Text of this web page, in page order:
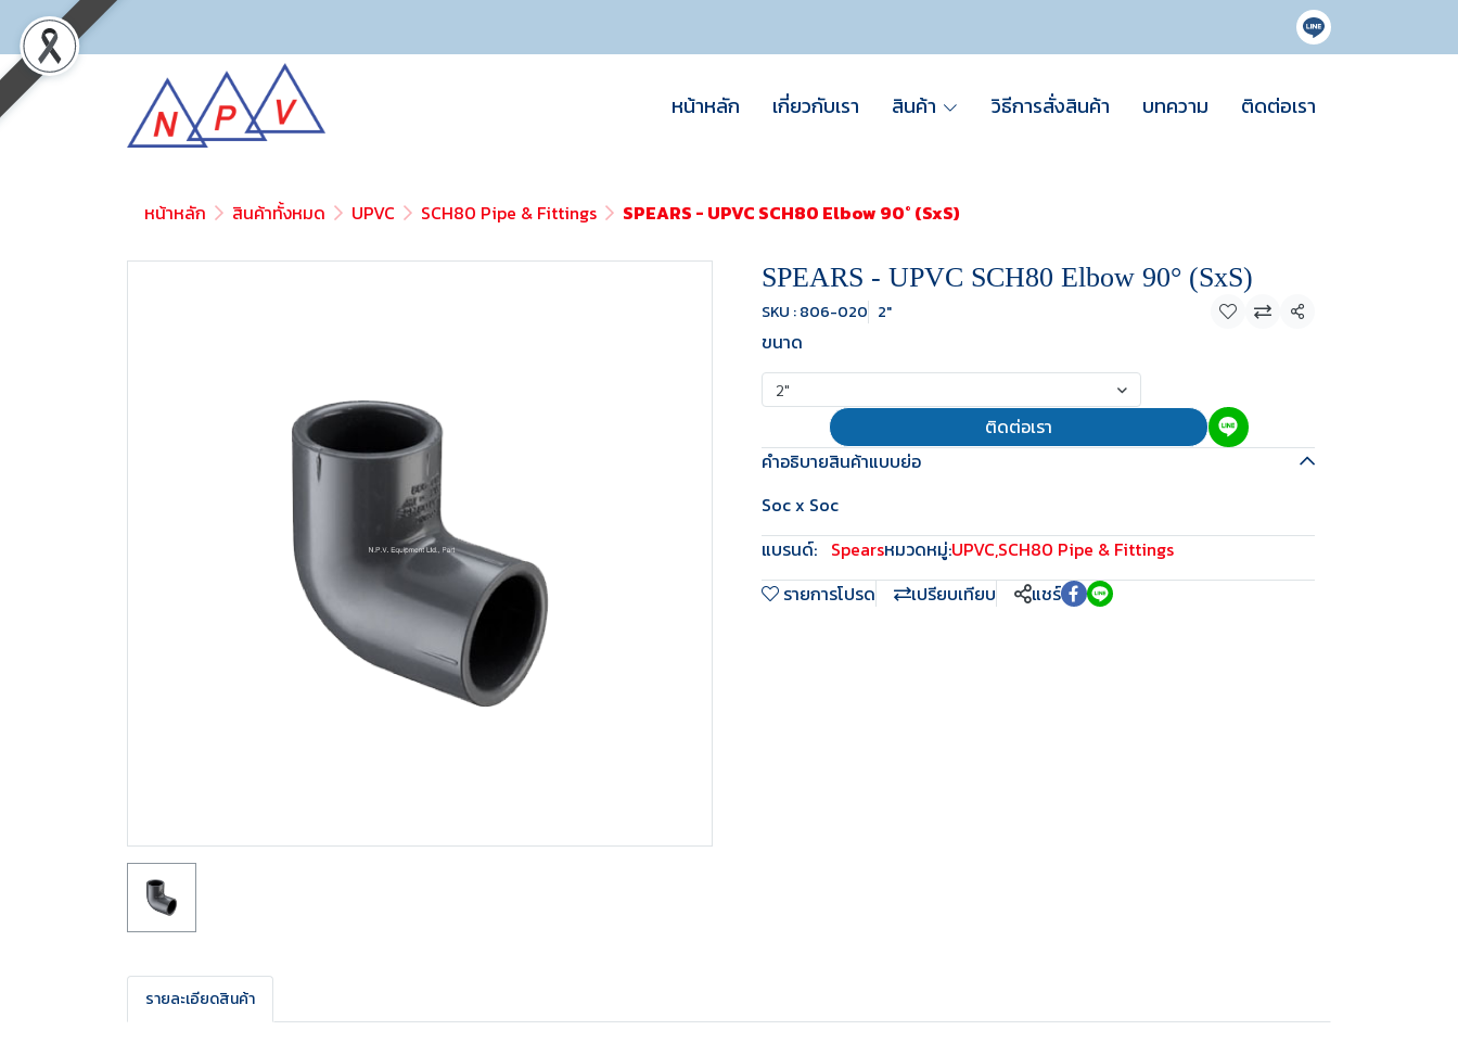
หน้าหลัก เกี่ยวกับเรา สินค้า วิธีการสั่งสินค้า บทความ ติดต่อเรา
หน้าหลัก สินค้าทั้งหมด UPVC SCH80 Pipe & Fittings SPEARS - UPVC SCH80 Elbow 90° (SxS)
SPEARS - UPVC SCH80 Elbow 90° (SxS)
SKU : 806-020 2"
แชร์
ขนาด
2"
ติดต่อเรา
คำอธิบายสินค้าแบบย่อ
Soc x Soc
แบรนด์: Spearsหมวดหมู่:UPVC,SCH80 Pipe & Fittings
รายการโปรด
เปรียบเทียบ แชร์
รายละเอียดสินค้า